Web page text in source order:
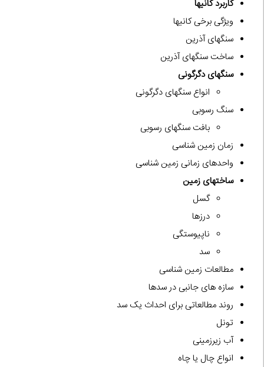
کاربرد کانیها
ویژگی برخی کانیها
سنگهای آذرین
ساخت سنگهای آذرین
سنگهای دگرگونی
انواع سنگهای دگرگونی
سنگ رسوبی
بافت سنگهای رسوبی
زمان زمین شناسی
واحدهای زمانی زمین شناسی
ساختهای زمین
گسل
درزها
ناپیوستگی
سد
مطالعات زمین شناسی
سازه های جانبی در سدها
روند مطالعاتی برای احداث یک سد
تونل
آب زیرزمینی
انواع چال یا چاه